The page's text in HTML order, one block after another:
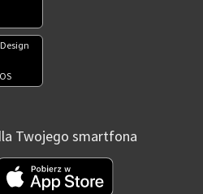
Twojego smartfona